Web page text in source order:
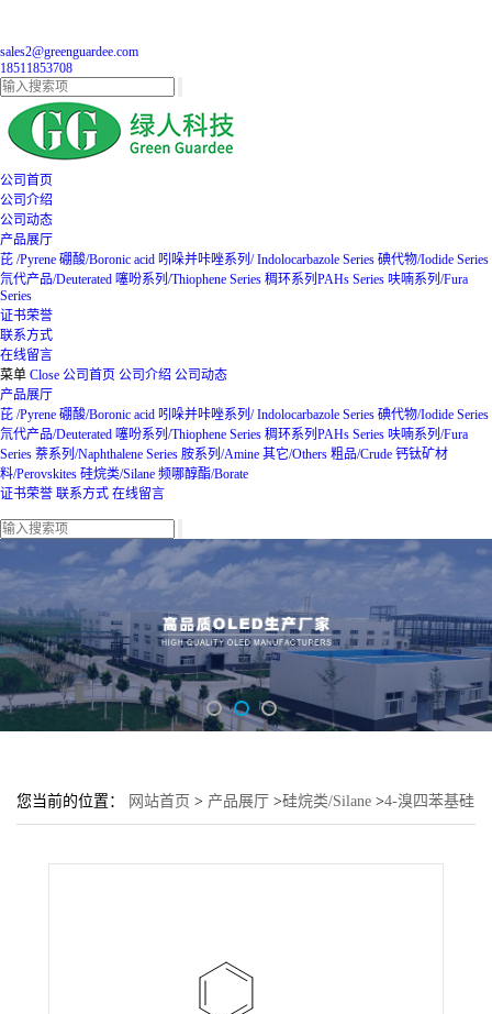
sales2@greenguardee.com
18511853708
公司首页
公司介绍
公司动态
产品展厅
芘 /Pyrene 硼酸/Boronic acid 吲哚并咔唑系列/ Indolocarbazole Series 碘代物/Iodide Series
氘代产品/Deuterated 噻吩系列/Thiophene Series 稠环系列PAHs Series 呋喃系列/Fura
Series
证书荣誉
联系方式
在线留言
菜单 Close 公司首页 公司介绍 公司动态
产品展厅
芘 /Pyrene 硼酸/Boronic acid 吲哚并咔唑系列/ Indolocarbazole Series 碘代物/Iodide Series
氘代产品/Deuterated 噻吩系列/Thiophene Series 稠环系列PAHs Series 呋喃系列/Fura
Series 萘系列/Naphthalene Series 胺系列/Amine 其它/Others 粗品/Crude 钙钛矿材
料/Perovskites 硅烷类/Silane 频哪醇酯/Borate
证书荣誉 联系方式 在线留言
您当前的位置： 网站首页 > 产品展厅 >硅烷类/Silane >4-溴四苯基硅